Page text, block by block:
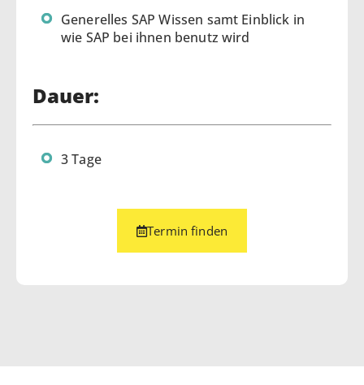
Generelles SAP Wissen samt Einblick in
wie SAP bei ihnen benutz wird
Dauer:
3 Tage
Termin finden